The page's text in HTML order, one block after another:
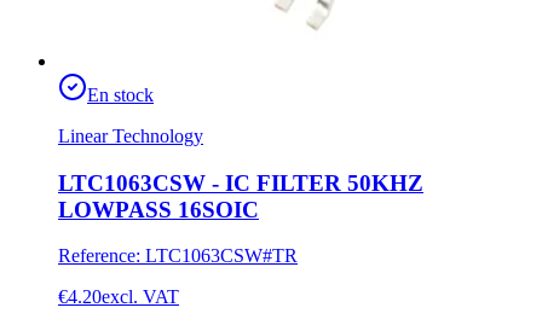
En stock
Linear Technology
LTC1063CSW - IC FILTER 50KHZ
LOWPASS 16SOIC
Reference: LTC1063CSW#TR
€4.20excl. VAT